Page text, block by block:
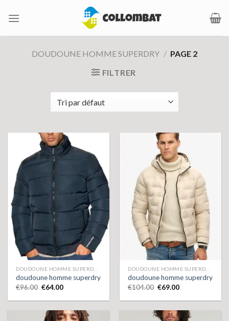
DOUDOUNE HOMME SUPERDRY / PAGE 2
FILTRER
doudoune homme superdry
€96.00 €64.00
doudoune homme superdry
€104.00 €69.00